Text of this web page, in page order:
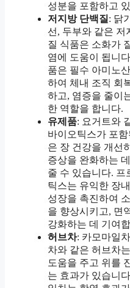
성분을 포함하고
저지방 단백질 : 닭
선, 두부와 같은 저
질 식품은 소화가
염에 도움이 됩니
품은 필수 아미노
하여 체내 조직 회
하고, 염증을 줄이
한 역할을 합니다.
유제품: 요거트와
바이오틱스가 포
은 장 건강을 개선
증상을 완화하는
줄 수 있습니다. 프
틱스는 유익한 장
성장을 촉진하여
을 향상시키고, 면
강화하는 데 기여
허브차: 카모마일
차와 같은 허브차
도움을 주고 위를
는 효과가 있습니